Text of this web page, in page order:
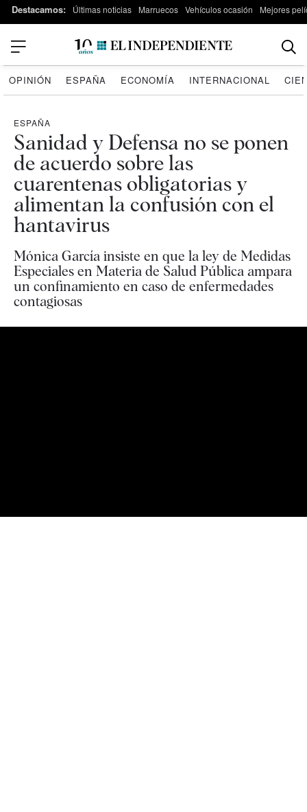
Destacamos: Últimas noticias Marruecos Vehículos ocasión Mejores
OPINIÓN ESPAÑA ECONOMÍA INTERNACIONAL
ESPAÑA
Sanidad y Defensa no se ponen
de acuerdo sobre las
cuarentenas obligatorias y
alimentan la confusión con el
hantavirus
Mónica García insiste en que la ley de Medidas
Especiales en Materia de Salud Pública ampara
un confinamiento en caso de enfermedades
contagiosas